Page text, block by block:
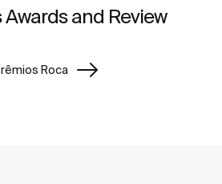
Awards and Review
Roca